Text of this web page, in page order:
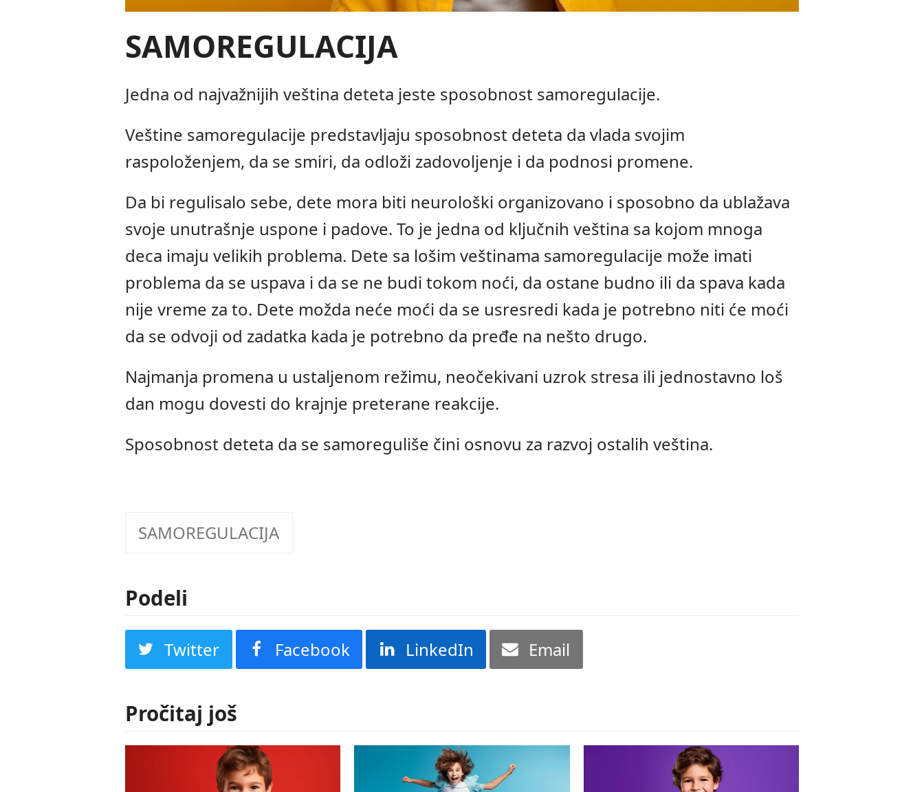
SAMOREGULACIJA
Jedna od najvažnijih veština deteta jeste sposobnost samoregulacije.
Veštine samoregulacije predstavljaju sposobnost deteta da vlada svojim
raspoloženjem, da se smiri, da odloži zadovoljenje i da podnosi promene.
Da bi regulisalo sebe, dete mora biti neurološki organizovano i sposobno da ublažava
svoje unutrašnje uspone i padove. To je jedna od ključnih veština sa kojom mnoga
deca imaju velikih problema. Dete sa lošim veštinama samoregulacije može imati
problema da se uspava i da se ne budi tokom noći, da ostane budno ili da spava kada
nije vreme za to. Dete možda neće moći da se usresredi kada je potrebno niti će moći
da se odvoji od zadatka kada je potrebno da pređe na nešto drugo.
Najmanja promena u ustaljenom režimu, neočekivani uzrok stresa ili jednostavno loš
dan mogu dovesti do krajnje preterane reakcije.
Sposobnost deteta da se samoreguliše čini osnovu za razvoj ostalih veština.
SAMOREGULACIJA
Podeli
Twitter Facebook LinkedIn Email
Pročitaj još